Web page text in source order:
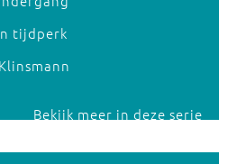
tijdperk
Bekijk meer in deze serie